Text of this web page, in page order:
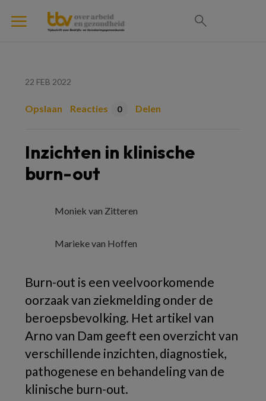
22 FEB 2022
Opslaan Reacties 0 Delen
Inzichten in klinische
burn-out
Moniek van Zitteren
Marieke van Hoffen
Burn-out is een veelvoorkomende
oorzaak van ziekmelding onder de
beroepsbevolking. Het artikel van
Arno van Dam geeft een overzicht van
verschillende inzichten, diagnostiek,
pathogenese en behandeling van de
klinische burn-out.